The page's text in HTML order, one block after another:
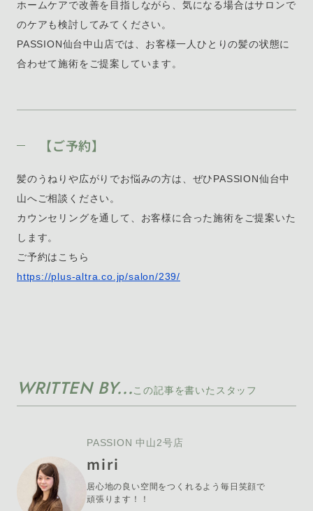
ホームケアで改善を目指しながら、気になる場合はサロンで
のケアも検討してみてください。
PASSION仙台中山店では、お客様一人ひとりの髪の状態に
合わせて施術をご提案しています。
【ご予約】
髪のうねりや広がりでお悩みの方は、ぜひPASSION仙台中
山へご相談ください。
カウンセリングを通して、お客様に合った施術をご提案いた
します。
ご予約はこちら
https://plus-altra.co.jp/salon/239/
WRITTEN BY... この記事を書いたスタッフ
PASSION 中山2号店
miri
居心地の良い空間をつくれるよう毎日笑顔で
頑張ります！！